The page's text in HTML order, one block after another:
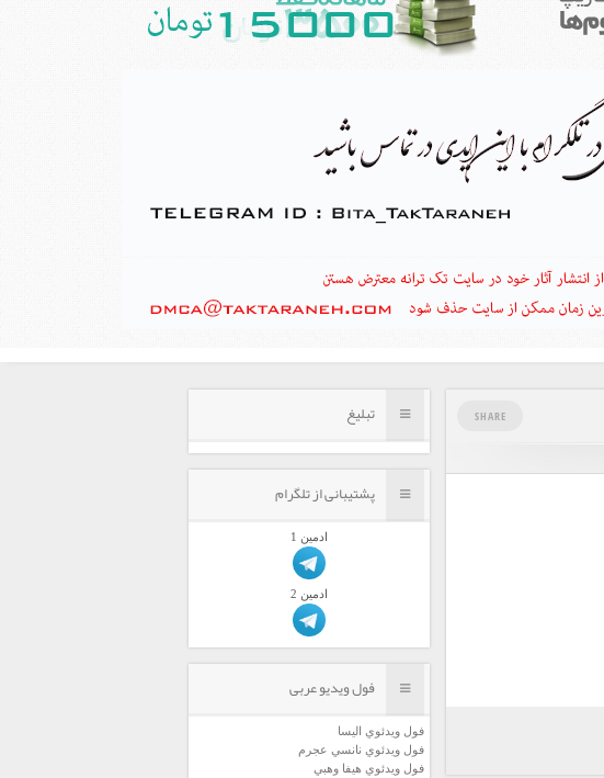
SHARE تبلیغ
پشتیبانی از تلگرام
ادمين 1
ادمين 2
فول ویدیو عربی
فول ويدئوي اليسا
فول ويدئوي نانسي عجرم
فول ويدئوي هيفا وهبي